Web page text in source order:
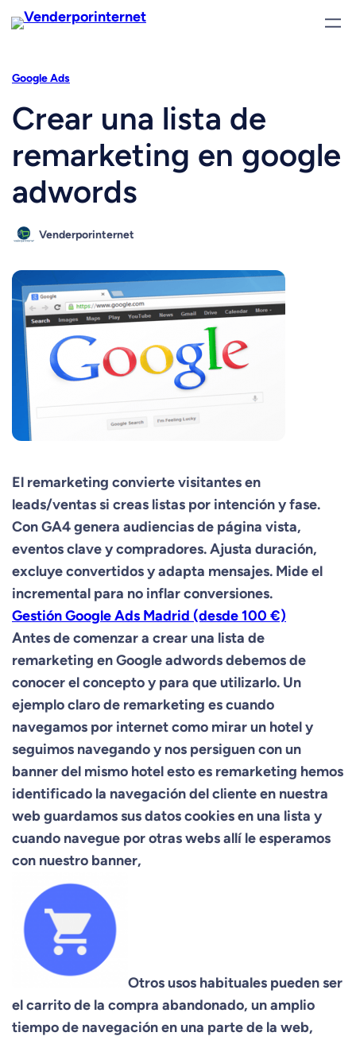
Saltar
Google Ads
Crear una lista de
remarketing en google
adwords
Venderporinternet
El remarketing convierte visitantes en
leads/ventas si creas listas por intención y fase.
Con GA4 genera audiencias de página vista,
eventos clave y compradores. Ajusta duración,
excluye convertidos y adapta mensajes. Mide el
incremental para no inflar conversiones.
Gestión Google Ads Madrid (desde 100 €)
Antes de comenzar a crear una lista de
remarketing en Google adwordsdebemos de
conocer el concepto y para que utilizarlo. Un
ejemplo claro de remarketing es cuando
navegamos por internet como mirar un hotel y
seguimos navegando y nos persiguen con un
banner del mismo hotel esto es remarketing hemos
identificado la navegación del cliente en nuestra
web guardamos sus datos cookies en una lista y
cuando navegue por otras webs allí le esperamos
con nuestro banner,
Otros usos habituales pueden ser
el carrito de la compra abandonado, un amplio
tiempo de navegación en una parte de la web,